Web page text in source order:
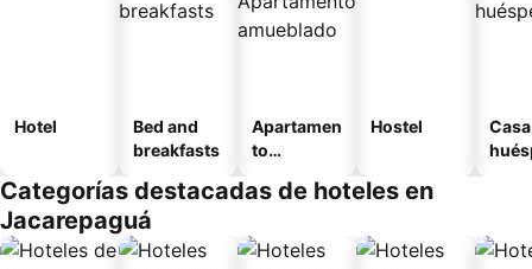
Hotel
Bed and
breakfasts
Apartamen
to
o
Hostel
Categorías destacadas de hoteles en
Jacarepaguá